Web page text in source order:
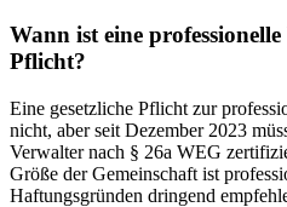
Wann ist eine
Pflicht?
Eine gesetzliche Pflicht zur
nicht, aber seit Dezember 2023
Verwalter nach § 26a WEG
Größe der Gemeinschaft ist
Haftungsgründen dringend